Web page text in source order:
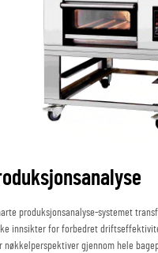
produksjonsanalyse-systemet
innsikter for forbedret
nøkkelperspektiver gjennom hele